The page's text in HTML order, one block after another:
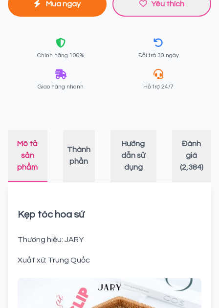
Mua ngay Yêu thích
Chính hãng 100% Đổi trả 30 ngày
Giao hàng nhanh Hỗ trợ 24/7
Mô tả
sản
phẩm
Thành
phần
Hướng
dẫn sử
dụng
Đánh
giá
(2,384)
Kẹp tóc hoa sứ
Thương hiệu: JARY
Xuất xứ: Trung Quốc